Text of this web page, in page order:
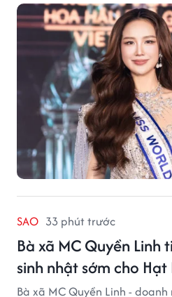
SAO 33 phút trước
Bà xã MC Quyền
sinh nhật sớm cho Hạt
Bà xã MC Quyền Linh -